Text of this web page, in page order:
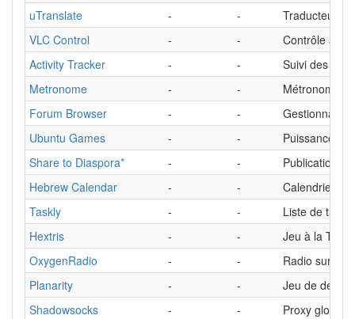
uTranslate
- -
Traducteur
VLC Control
- -
Contrôle à
Activity Tracker
- -
Suivi des
Metronome
- -
Métronome
Forum Browser
- -
Gestionnaire
Ubuntu Games
- -
Puissance 4 /
Share to Diaspora*
- -
Publication
Hebrew Calendar
- -
Calendrier
Taskly
- -
Liste de
Hextris
- -
Jeu à la Tétris
OxygenRadio
- -
Radio sur
Planarity
- -
Jeu de
Shadowsocks
- -
Proxy global